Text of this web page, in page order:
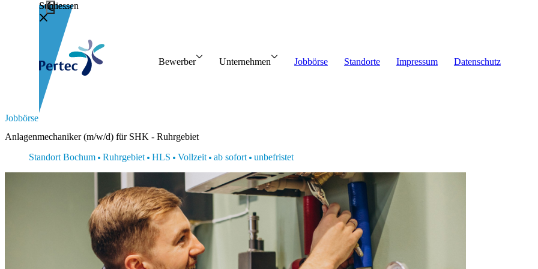
Schliessen
Suche...
BewerberBewerberUnternehmen
Unternehmen
Personalanfrage
Jobbörse Standorte Impressum Datenschutz
Jobbörse
Anlagenmechaniker (m/w/d) für SHK - Ruhrgebiet
Standort Bochum
Ruhrgebiet HLS Vollzeit ab sofort unbefristet